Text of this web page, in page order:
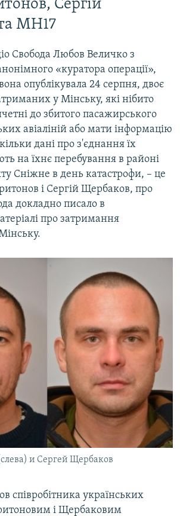
Сергій
MH17
Свобода Любов Величко з
«куратора операції»,
опублікувала 24 серпня, двоє
у Мінську, які нібито
до збитого пасажирського
авіаліній або мати інформацію
дані про з'єднання їх
на їхнє перебування в районі
Сніжне в день катастрофи, – це
і Сергій Щербаков, про
докладно писало в
про затримання
и Сергей Щербаков
співробітника українських
і Щербаковим